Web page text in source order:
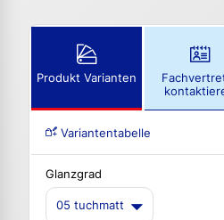
Produkt Varianten
Variantentabelle
Glanzgrad
05 tuchmatt